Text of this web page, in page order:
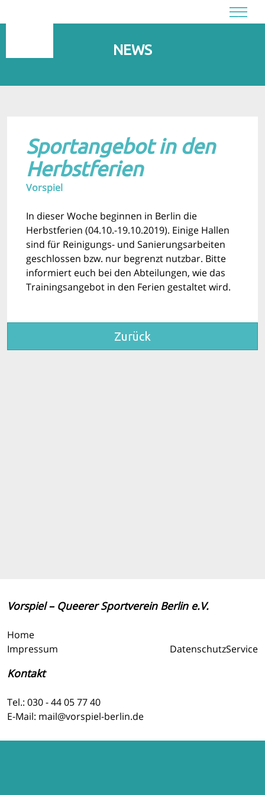
NEWS
Sportangebot in den
Herbstferien
Vorspiel
In dieser Woche beginnen in Berlin die
Herbstferien (04.10.-19.10.2019). Einige Hallen
sind für Reinigungs- und Sanierungsarbeiten
geschlossen bzw. nur begrenzt nutzbar. Bitte
informiert euch bei den Abteilungen, wie das
Trainingsangebot in den Ferien gestaltet wird.
Zurück
Vorspiel – Queerer Sportverein Berlin e.V.
Home
Service
Datenschutz
Impressum
Kontakt
Tel.: 030 - 44 05 77 40
E-Mail: mail@vorspiel-berlin.de
Newsletter